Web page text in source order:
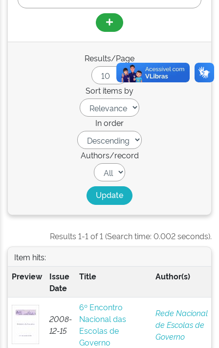
Results/Page
Sort items by
In order
Authors/record
Results 1-1 of 1 (Search time: 0.002 seconds).
Item hits:
Preview
Issue
Date
Title Author(s)
2008-
12-15
6º Encontro
Nacional das
Escolas de
Governo
Rede Nacional
de Escolas de
Governo